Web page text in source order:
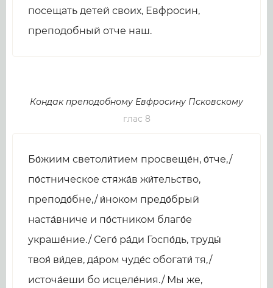
посещать детей своих, Евфросин,
преподобный отче наш.
Кондак преподобному Евфросину Псковскому
глас 8
Бо́жиим светоли́тием просвеще́н, о́тче,/
по́стническое стяжа́в жи́тельство,
преподо́бне,/ и́ноком предо́брый
наста́вниче и по́стником благо́е
украше́ние./ Сего́ ра́ди Госпо́дь, труды́
твоя́ ви́дев, да́ром чуде́с обогати́ тя,/
источа́еши бо исцеле́ния./ Мы же,